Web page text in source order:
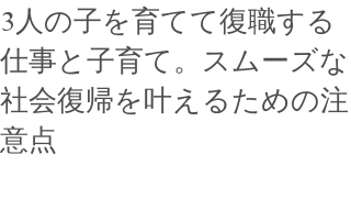
3人の子を育てて復職する
仕事と子育て。スムーズな
社会復帰を叶えるための注
意点